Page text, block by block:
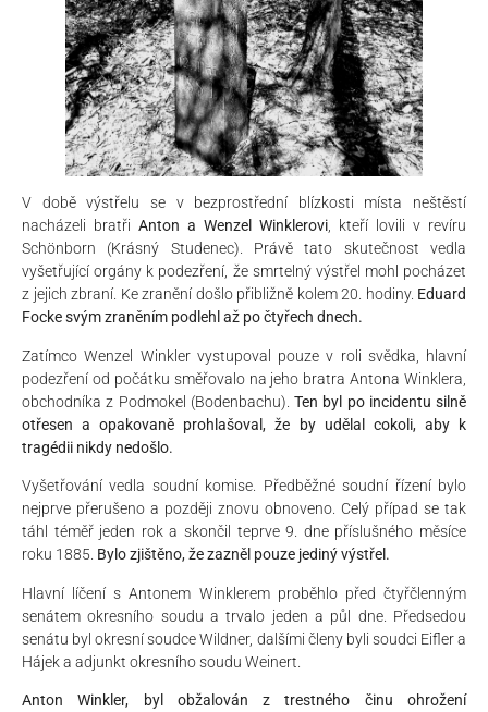
V době výstřelu se v bezprostřední blízkosti místa neštěstí
nacházeli bratři Anton a Wenzel Winklerovi, kteří lovili v revíru
Schönborn (Krásný Studenec). Právě tato skutečnost vedla
vyšetřující orgány k podezření, že smrtelný výstřel mohl pocházet
z jejich zbraní. Ke zranění došlo přibližně kolem 20. hodiny. Eduard
Focke svým zraněním podlehl až po čtyřech dnech.
Zatímco Wenzel Winkler vystupoval pouze v roli svědka, hlavní
podezření od počátku směřovalo na jeho bratra Antona Winklera,
obchodníka z Podmokel (Bodenbachu). Ten byl po incidentu silně
otřesen a opakovaně prohlašoval, že by udělal cokoli, aby k
tragédii nikdy nedošlo.
Vyšetřování vedla soudní komise. Předběžné soudní řízení bylo
nejprve přerušeno a později znovu obnoveno. Celý případ se tak
táhl téměř jeden rok a skončil teprve 9. dne příslušného měsíce
roku 1885. Bylo zjištěno, že zazněl pouze jediný výstřel.
Hlavní líčení s Antonem Winklerem proběhlo před čtyřčlenným
senátem okresního soudu a trvalo jeden a půl dne. Předsedou
senátu byl okresní soudce Wildner, dalšími členy byli soudci Eifler a
Hájek a adjunkt okresního soudu Weinert.
Anton Winkler, byl obžalován z trestného činu ohrožení